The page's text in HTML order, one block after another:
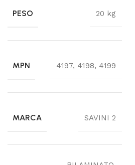
PESO 20 kg
MPN 4197, 4198, 4199
MARCA SAVINI 2